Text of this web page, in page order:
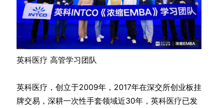
英科医疗 高管学习团队
英科医疗，创立于2009年，2017年在深交所创业板挂
牌交易，深耕一次性手套领域近30年，英科医疗已发